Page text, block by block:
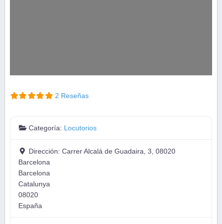
2 Reseñas
Categoría: Locutorios
Dirección:Carrer Alcalá de Guadaira, 3, 08020
Barcelona
Barcelona
Catalunya
08020
España